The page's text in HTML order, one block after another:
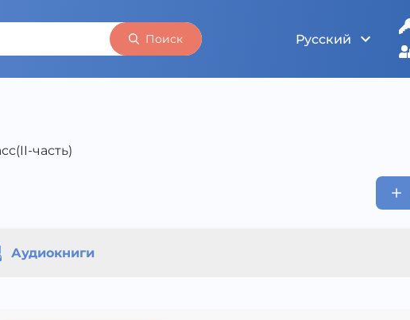
Поиск Русский
часть)
Аудиокниги